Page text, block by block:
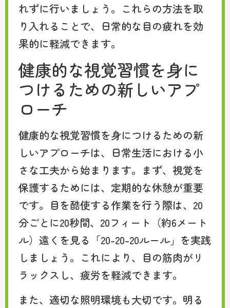
れずに行いましょう。これらの方法を取
り入れることで、日常的な目の疲れを効
果的に軽減できます。
健康的な視覚習慣を身に
つけるための新しいアプ
ローチ
健康的な視覚習慣を身につけるための新
しいアプローチは、日常生活における小
さな工夫から始まります。まず、視覚を
保護するためには、定期的な休憩が重要
です。目を酷使する作業を行う際は、20
分ごとに20秒間、20フィート（約6メート
ル）遠くを見る「20-20-20ルール」を実践
しましょう。これにより、目の筋肉がリ
ラックスし、疲労を軽減できます。
また、適切な照明環境も大切です。明る